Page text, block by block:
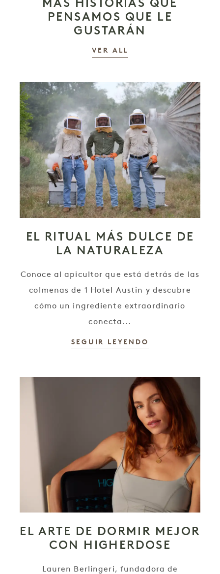
PENSAMOS QUE LE
GUSTARÁN
VER ALL
EL RITUAL MÁS DULCE DE
LA NATURALEZA
Conoce al apicultor que está detrás de las
colmenas de 1 Hotel Austin y descubre
cómo un ingrediente extraordinario
conecta...
SEGUIR LEYENDO
EL ARTE DE DORMIR MEJOR
CON HIGHERDOSE
Lauren Berlingeri, fundadora de